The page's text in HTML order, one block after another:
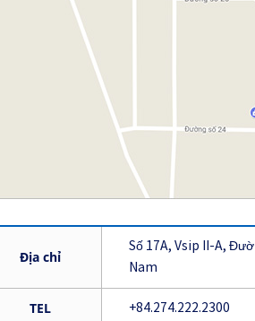
Địa chỉ
Số 17A, Vsip II-A,
Nam
TEL +84.274.222.2300